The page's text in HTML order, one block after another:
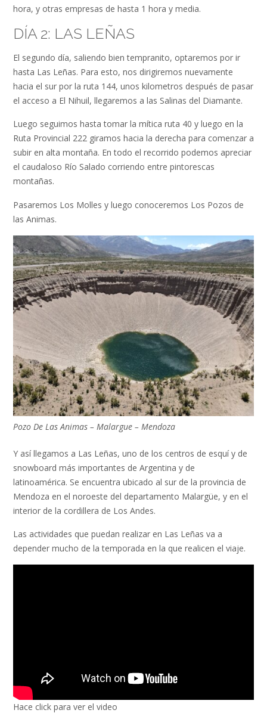
hora, y otras empresas de hasta 1 hora y media.
DÍA 2: LAS LEÑAS
El segundo día, saliendo bien tempranito, optaremos por ir
hasta Las Leñas. Para esto, nos dirigiremos nuevamente
hacia el sur por la ruta 144, unos kilometros después de pasar
el acceso a El Nihuil, llegaremos a las Salinas del Diamante.
Luego seguimos hasta tomar la mítica ruta 40 y luego en la
Ruta Provincial 222 giramos hacia la derecha para comenzar a
subir en alta montaña. En todo el recorrido podemos apreciar
el caudaloso Río Salado corriendo entre pintorescas
montañas.
Pasaremos Los Molles y luego conoceremos Los Pozos de
las Animas.
Pozo De Las Animas – Malargue – Mendoza
Y así llegamos a Las Leñas, uno de los centros de esquí y de
snowboard más importantes de Argentina y de
latinoamérica. Se encuentra ubicado al sur de la provincia de
Mendoza en el noroeste del departamento Malargüe, y en el
interior de la cordillera de Los Andes.
Las actividades que puedan realizar en Las Leñas va a
depender mucho de la temporada en la que realicen el viaje.
Hace click para ver el video